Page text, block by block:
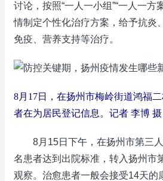
讨论，按照“一人一小组”“一人一方
情制定个性化治疗方案，给予抗炎
免疫、营养支持等治疗。
8月17日，在扬州市梅岭街道鸿福
者在为居民登记信息。记者 李博 摄
8月15日下午，在扬州市第三人
名患者达到出院标准，转入扬州市
观察。治愈患者一般会接受14天的